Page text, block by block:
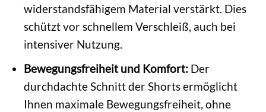
widerstandsfähigem Material verstärkt. Dies
schützt vor schnellem Verschleiß, auch bei
intensiver Nutzung.
Bewegungsfreiheit und Komfort:Der
durchdachte Schnitt der Shorts ermöglicht
Ihnen maximale Bewegungsfreiheit, ohne